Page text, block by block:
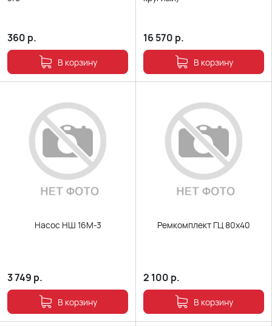
360 р.
В корзину
16 570 р.
В корзину
Насос НШ 16М-3
3 749 р.
В корзину
Ремкомплект ГЦ 80х40
2 100 р.
В корзину